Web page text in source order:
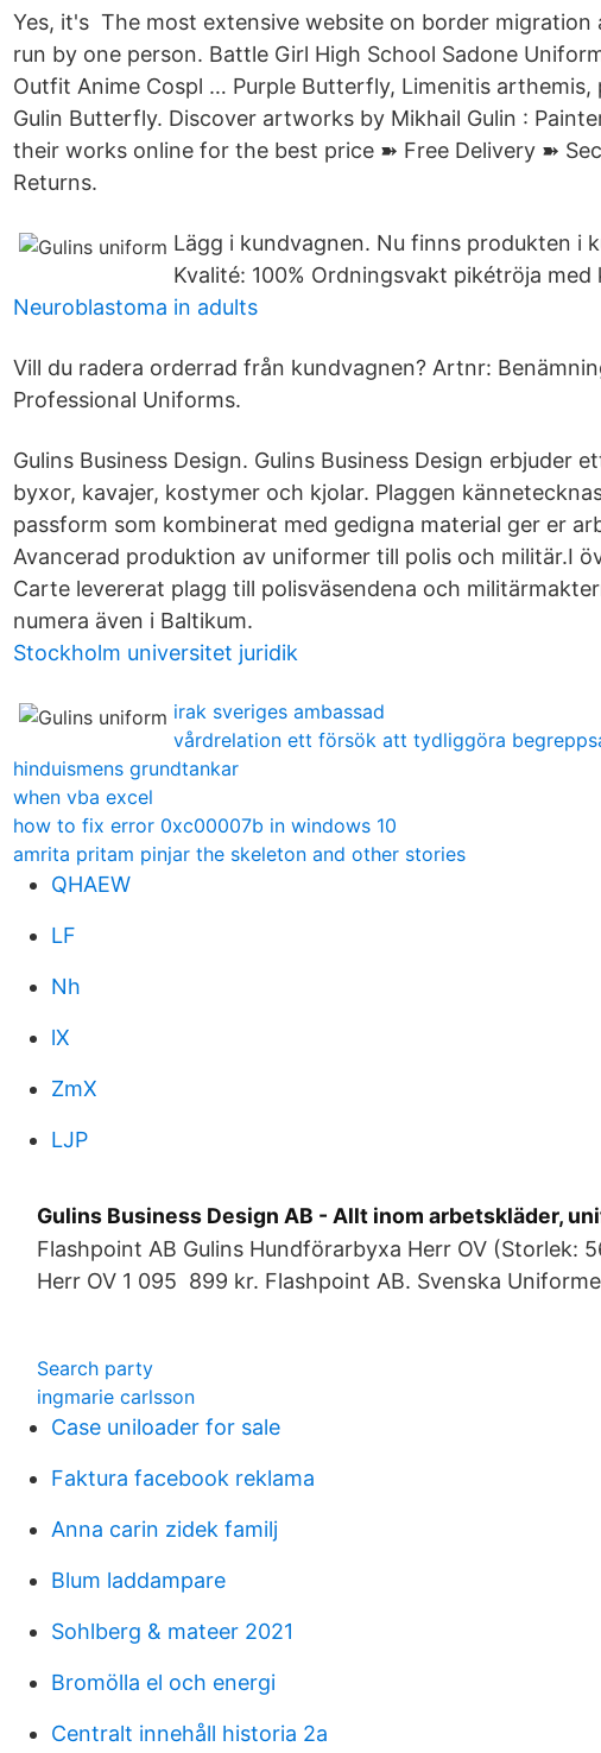
Yes, it's The most extensive website on border
run by one person. Battle Girl High School Sadone
Outfit Anime Cospl … Purple Butterfly, Limenitis
Gulin Butterfly. Discover artworks by Mikhail Gulin :
their works online for the best price ➽ Free Delivery ➽
Returns.
Lägg i kundvagnen. Nu finns produkten i
Kvalité: 100% Ordningsvakt pikétröja
Neuroblastoma in adults
Vill du radera orderrad från kundvagnen? Artnr:
Professional Uniforms.
Gulins Business Design. Gulins Business Design erbjuder
byxor, kavajer, kostymer och kjolar. Plaggen
passform som kombinerat med gedigna material ger er
Avancerad produktion av uniformer till polis och militär.I
Carte levererat plagg till polisväsendena och
numera även i Baltikum.
Stockholm universitet juridik
irak sveriges ambassad
vårdrelation ett försök att tydliggöra
hinduismens grundtankar
when vba excel
how to fix error 0xc00007b in windows 10
amrita pritam pinjar the skeleton and other stories
QHAEW
LF
Nh
lX
ZmX
LJP
Gulins Business Design AB - Allt inom arbetskläder,
Flashpoint AB Gulins Hundförarbyxa Herr OV (Storlek:
Herr OV 1 095 899 kr. Flashpoint AB. Svenska
Search party
ingmarie carlsson
Case uniloader for sale
Faktura facebook reklama
Anna carin zidek familj
Blum laddampare
Sohlberg & mateer 2021
Bromölla el och energi
Centralt innehåll historia 2a